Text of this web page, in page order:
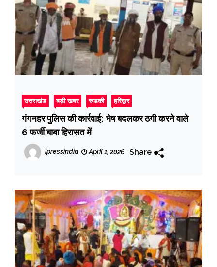
उत्तराखंड बड़ी खबर रूडकी हरिद्वार
गंगनहर पुलिस की कार्रवाई: भेष बदलकर ठगी करने वाले
6 फर्जी बाबा हिरासत में
ipressindia April 1, 2026 Share